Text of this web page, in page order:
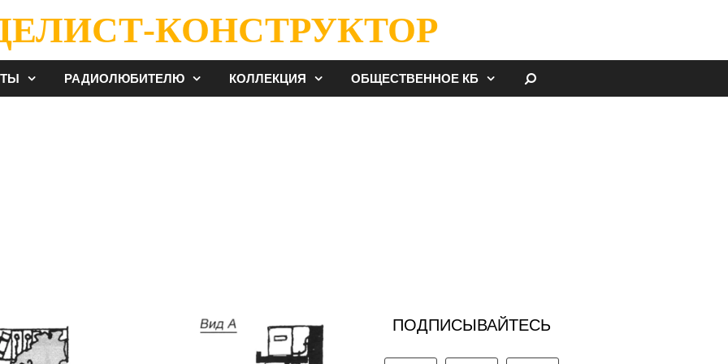
КОНСТРУКТОР
РАДИОЛЮБИТЕЛЮ КОЛЛЕКЦИЯ ОБЩЕСТВЕННОЕ КБ
ПОДПИСЫВАЙТЕСЬ